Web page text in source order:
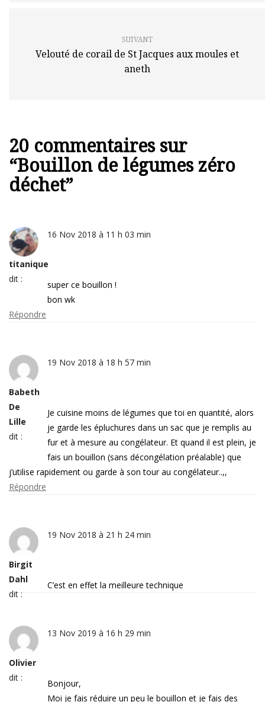
SUIVANT
Velouté de corail de St Jacques aux moules et
aneth
20 commentaires sur
“Bouillon de légumes zéro
déchet”
titanique
dit :
16 Nov 2018 à 11 h 03 min
super ce bouillon !
bon wk
Répondre
Babeth
De
Lille
dit :
19 Nov 2018 à 18 h 57 min
Je cuisine moins de légumes que toi en quantité, alors
je garde les épluchures dans un sac que je remplis au
fur et à mesure au congélateur. Et quand il est plein, je
fais un bouillon (sans décongélation préalable) que
j’utilise rapidement ou garde à son tour au congélateur..,,
Répondre
Birgit
Dahl
dit :
19 Nov 2018 à 21 h 24 min
C’est en effet la meilleure technique
Olivier
dit :
13 Nov 2019 à 16 h 29 min
Bonjour,
Moi je fais réduire un peu le bouillon et je fais des